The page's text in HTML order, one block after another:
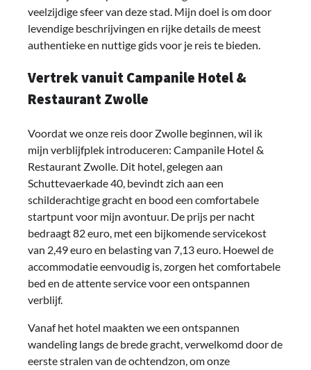
veelzijdige sfeer van deze stad. Mijn doel is om door
levendige beschrijvingen en rijke details de meest
authentieke en nuttige gids voor je reis te bieden.
Vertrek vanuit Campanile Hotel &
Restaurant Zwolle
Voordat we onze reis door Zwolle beginnen, wil ik
mijn verblijfplek introduceren: Campanile Hotel &
Restaurant Zwolle. Dit hotel, gelegen aan
Schuttevaerkade 40, bevindt zich aan een
schilderachtige gracht en bood een comfortabele
startpunt voor mijn avontuur. De prijs per nacht
bedraagt 82 euro, met een bijkomende servicekost
van 2,49 euro en belasting van 7,13 euro. Hoewel de
accommodatie eenvoudig is, zorgen het comfortabele
bed en de attente service voor een ontspannen
verblijf.
Vanaf het hotel maakten we een ontspannen
wandeling langs de brede gracht, verwelkomd door de
eerste stralen van de ochtendzon, om onze